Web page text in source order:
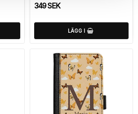
349 SEK
LÄGG I